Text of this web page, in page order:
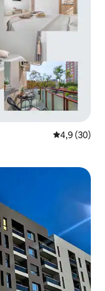
Prosječna
4,9 (30)
„Odabrali gosti”